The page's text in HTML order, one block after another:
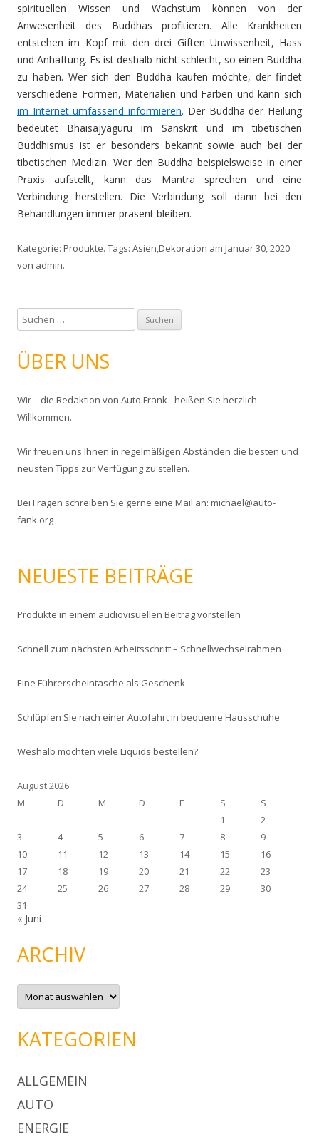
spirituellen Wissen und Wachstum können von der
Anwesenheit des Buddhas profitieren. Alle Krankheiten
entstehen im Kopf mit den drei Giften Unwissenheit, Hass
und Anhaftung. Es ist deshalb nicht schlecht, so einen Buddha
zu haben. Wer sich den Buddha kaufen möchte, der findet
verschiedene Formen, Materialien und Farben und kann sich
im Internet umfassend informieren. Der Buddha der Heilung
bedeutet Bhaisajyaguru im Sanskrit und im tibetischen
Buddhismus ist er besonders bekannt sowie auch bei der
tibetischen Medizin. Wer den Buddha beispielsweise in einer
Praxis aufstellt, kann das Mantra sprechen und eine
Verbindung herstellen. Die Verbindung soll dann bei den
Behandlungen immer präsent bleiben.
Kategorie: Produkte. Tags: Asien,Dekoration am Januar 30, 2020
von admin.
u
h
n
n
c
h
ÜBER UNS
Wir – die Redaktion von Auto Frank– heißen Sie herzlich
Willkommen.
Wir freuen uns Ihnen in regelmäßigen Abständen die besten und
neusten Tipps zur Verfügung zu stellen.
Bei Fragen schreiben Sie gerne eine Mail an: michael@auto-
fank.org
NEUESTE BEITRÄGE
Produkte in einem audiovisuellen Beitrag vorstellen
Schnell zum nächsten Arbeitsschritt – Schnellwechselrahmen
Eine Führerscheintasche als Geschenk
Schlüpfen Sie nach einer Autofahrt in bequeme Hausschuhe
Weshalb möchten viele Liquids bestellen?
August 2026
M
D M D F S
S
1
2
3
4 5 6 7 8
9
10
11 12 13 14 15
16
17
18 19 20 21 22
23
24
25 26 27 28 29
30
31
« Juni
ARCHIV
A
c
v
KATEGORIEN
ALLGEMEIN
AUTO
ENERGIE